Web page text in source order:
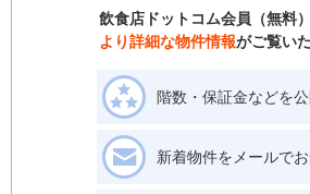
飲食店ドットコム会員（無料
より詳細な物件情報がご覧い
階数・保証金などを公
新着物件をメールでお